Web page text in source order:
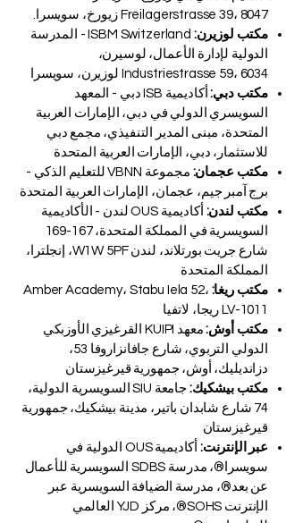
Freilagerstrasse 39، 8047 زيورخ، سويسرا.
مكتب لوزيرن:
ISBM Switzerland - المدرسة
الدولية لإدارة الأعمال، لوسيرن،
Industriestrasse 59، 6034 لوزيرن، سويسرا
مكتب دبي:
أكاديمية ISB دبي - المعهد
السويسري الدولي في دبي، الإمارات العربية
المتحدة، مبنى المدير التنفيذي، مجمع دبي
للاستثمار، دبي، الإمارات العربية المتحدة
مكتب عجمان:
مجموعة VBNN للتعليم الذكي -
برج آمبر جيم، عجمان، الإمارات العربية المتحدة
مكتب لندن:
أكاديمية OUS لندن - الأكاديمية
السويسرية في المملكة المتحدة، 167-169
شارع جريت بورتلاند، لندن W1W 5PF، إنجلترا،
المملكة المتحدة
مكتب ريغا: Amber Academy، Stabu Iela 52،
LV-1011 ريجا، لاتفيا
مكتب أوش:
معهد KUIPI القرغيزي الأوزبكي
الدولي التربوي، شارع جافانزاروفا 53،
دزانديليك، أوش، جمهورية قيرغيزستان
مكتب بيشكيك:
جامعة SIU السويسرية الدولية،
74 شارع شابدان باتير، مدينة بيشكيك، جمهورية
قيرغيزستان
عبر الإنترنت:
أكاديمية OUS الدولية في
سويسرا®، مدرسة SDBS السويسرية للأعمال
عن بعد®، مدرسة الضيافة السويسرية عبر
الإنترنت SOHS®، مركز YJD العالمي